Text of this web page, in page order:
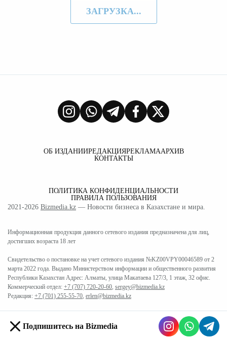
ЗАГРУЗКА...
ОБ ИЗДАНИИРЕДАКЦИЯРЕКЛАМААРХИВ
КОНТАКТЫ
ПОЛИТИКА КОНФИДЕНЦИАЛЬНОСТИ
ПРАВИЛА ПОЛЬЗОВАНИЯ
2021-2026 Bizmedia.kz — Новости бизнеса в Казахстане и мира.
Информационная продукция данного сетевого издания предназначена для лиц,
достигших возраста 18 лет
Свидетельство о постановке на учет сетевого издания №KZ00VPY00046589 от 2
марта 2022 года. Выдано Министерством информации и общественного развития
Республики Казахстан Адрес: Алматы, улица Макатаева 127/3, 1 этаж, 32 офис.
Коммерческий отдел: +7 (707) 720-20-60, sergey@bizmedia.kz
Редакция: +7 (701) 255-55-70, erlen@bizmedia.kz
Подпишитесь на Bizmedia